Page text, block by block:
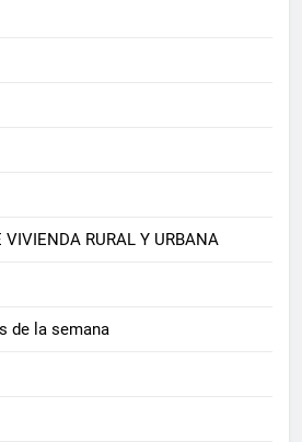
VIVIENDA RURAL Y URBANA
de la semana